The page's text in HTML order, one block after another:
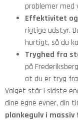
problemer med
Effektivitet
rigtige udstyr.
hurtigt, så du
Tryghed fra
på
at du er tryg
Valget står i sidste
dine egne evner, din
plankegulv i massiv